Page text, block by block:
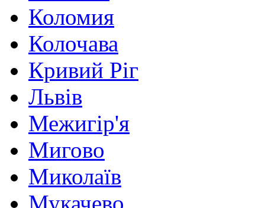
Коломия
Колочава
Кривий Ріг
Львів
Межигір'я
Мигово
Миколаїв